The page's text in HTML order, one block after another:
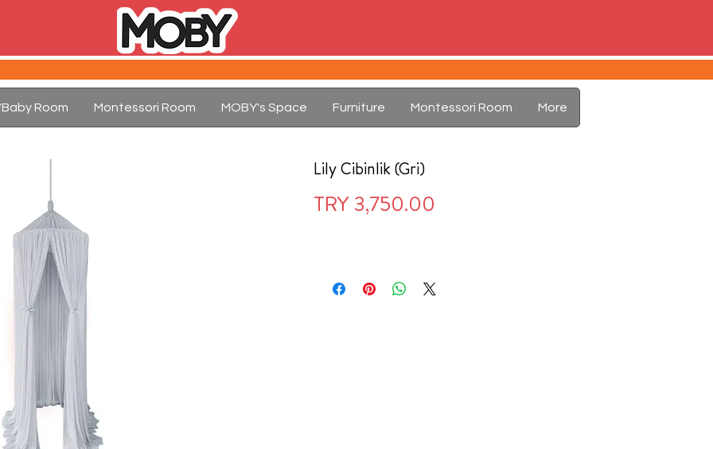
Room Montessori Room MOBY's Space Furniture Montessori Room More
Lily Cibinlik (Gri)
TRY 3,750.00